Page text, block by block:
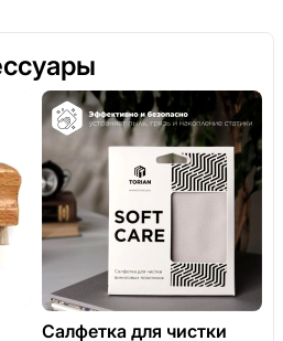
Салфетка для чистки